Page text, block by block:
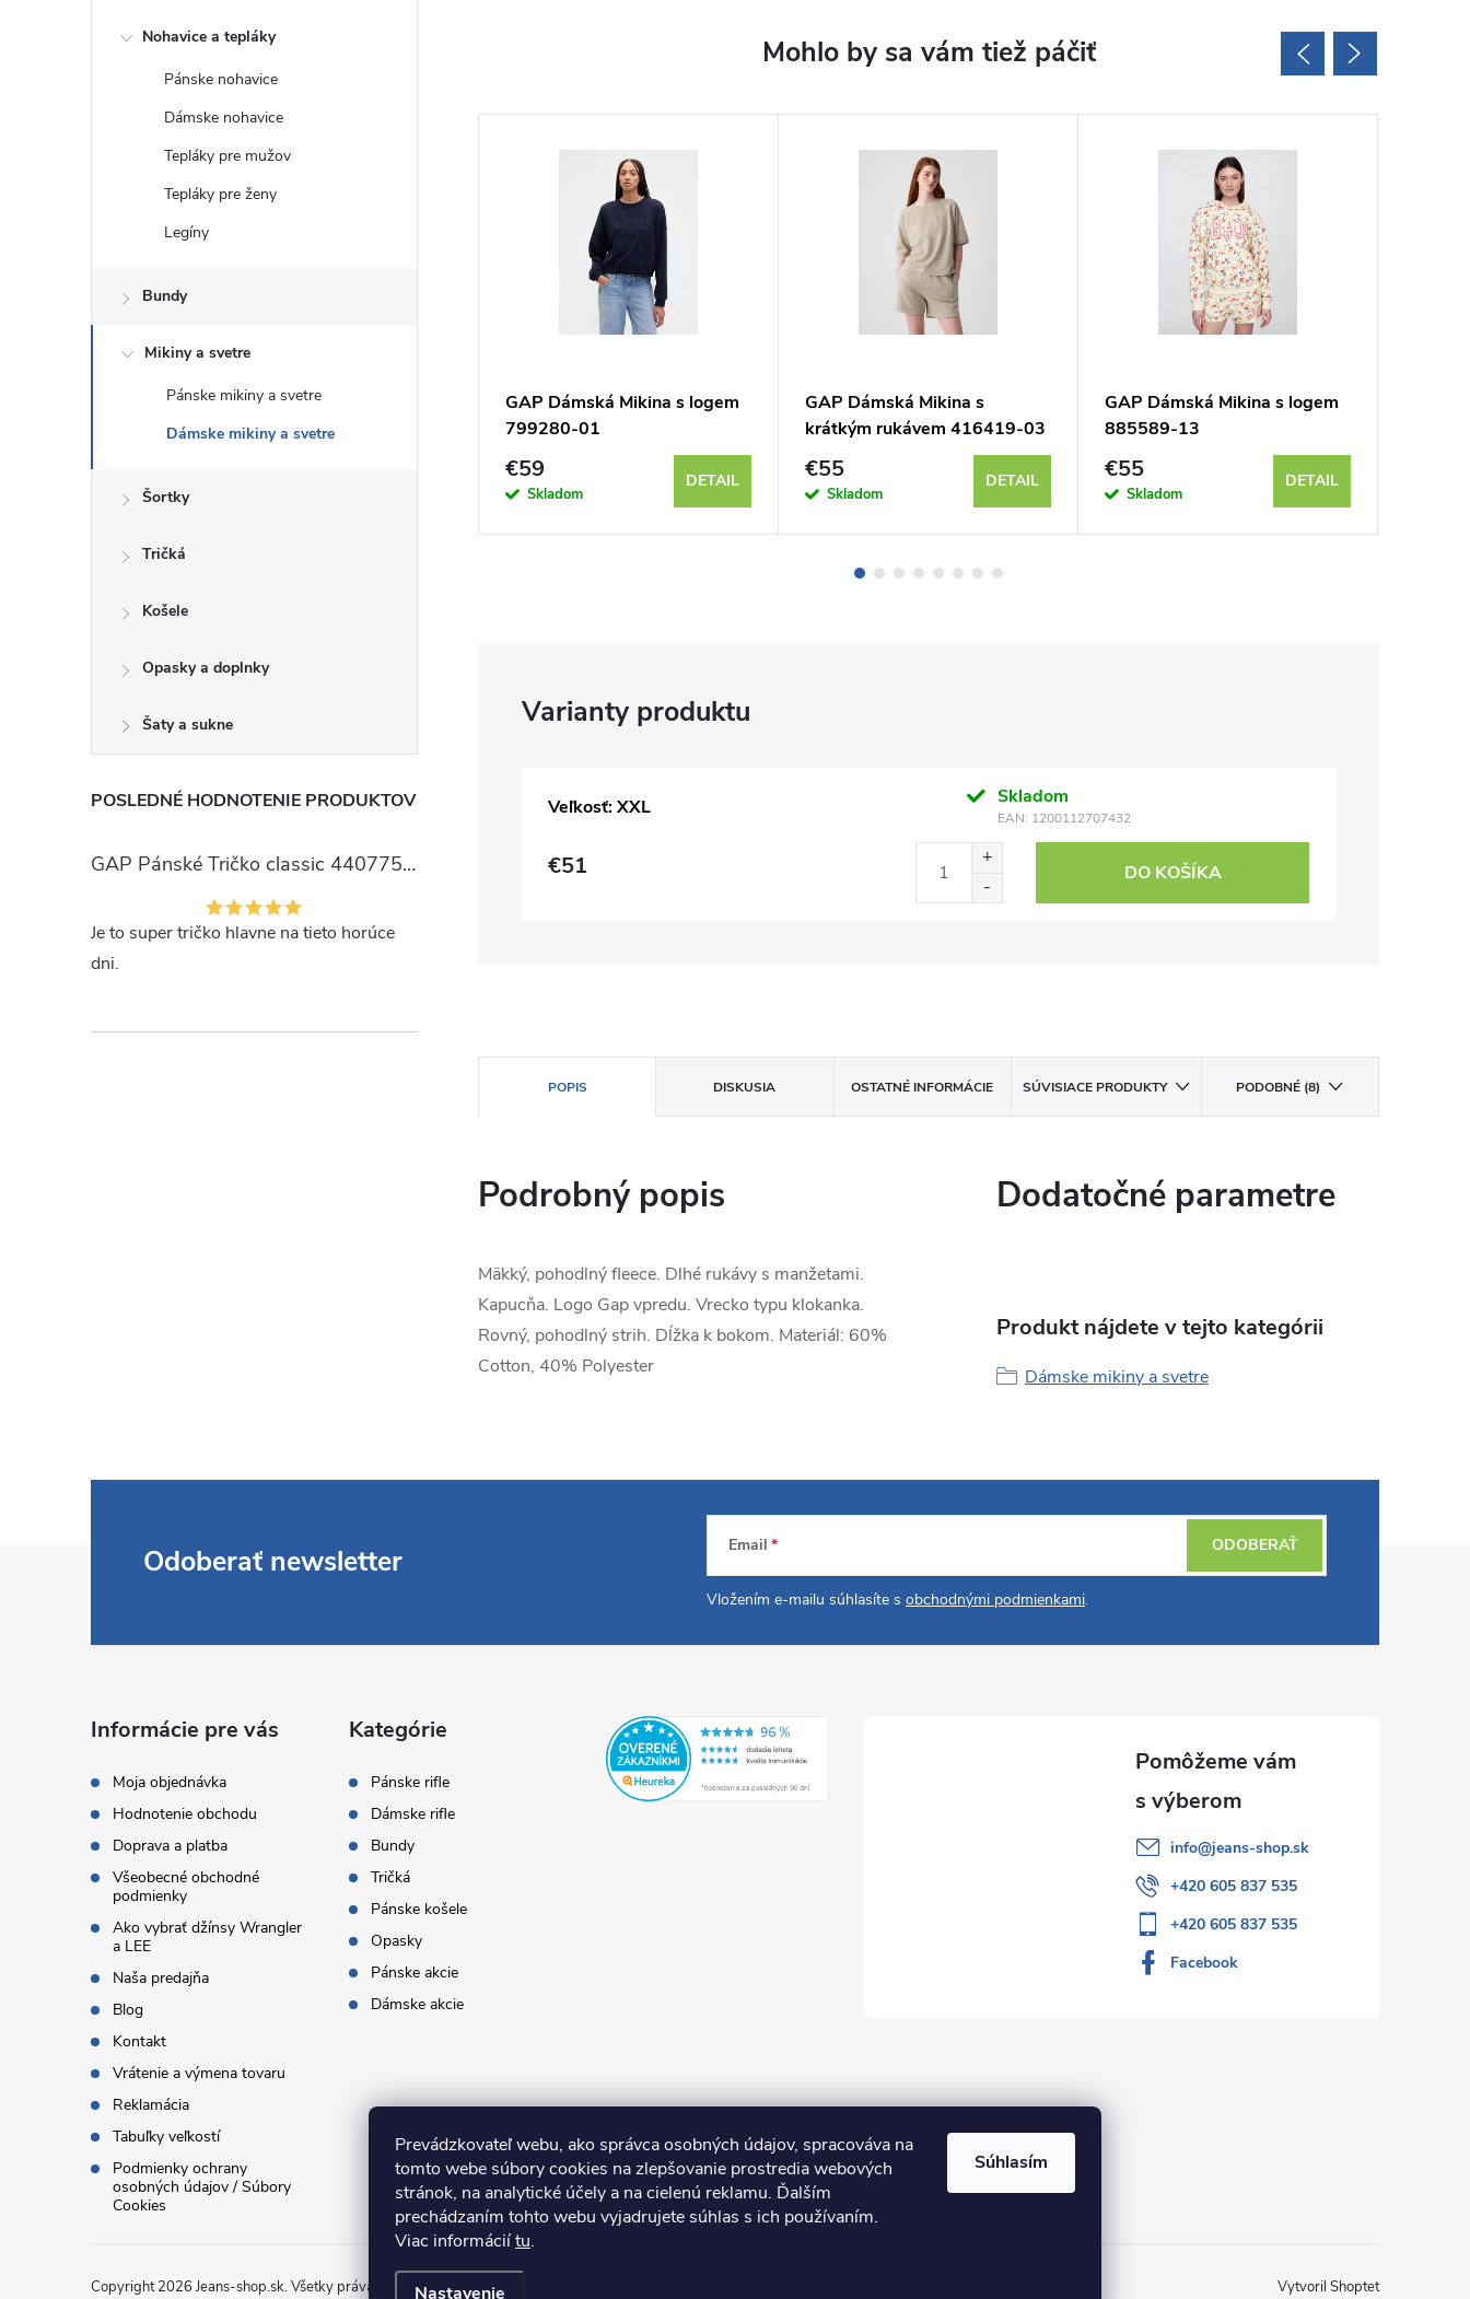
Prevádzkovateľ webu, ako správca osobných údajov, spracováva na
tomto webe súbory cookies na zlepšovanie prostredia webových
stránok, na analytické účely a na cielenú reklamu. Ďalším
prechádzaním tohto webu vyjadrujete súhlas s ich používaním.
Viac informáciítu.
Nastavenie
Súhlasím
Nohavice a tepláky
Pánske nohavice
Dámske nohavice
Tepláky pre mužov
Tepláky pre ženy
Legíny
Bundy
Mikiny a svetre
Pánske mikiny a svetre
Dámske mikiny a svetre
Šortky
Tričká
Košele
Opasky a doplnky
Šaty a sukne
POSLEDNÉ HODNOTENIE PRODUKTOV
GAP Pánské Tričko classic 440775-00
Je to super tričko hlavne na tieto horúce
dni.
Veľkosť: XXL Skladom
EAN: 1200112707432
€51 DO KOŠÍKA
POPIS DISKUSIA OSTATNÉ INFORMÁCIE SÚVISIACE PRODUKTY PODOBNÉ (8)
Podrobný popis
Mäkký, pohodlný fleece. Dlhé rukávy s manžetami.
Kapucňa. Logo Gap vpredu. Vrecko typu klokanka.
Rovný, pohodlný strih. Dĺžka k bokom. Materiál: 60%
Cotton, 40% Polyester
Dodatočné parametre
Produkt nájdete v tejto kategórii
Dámske mikiny a svetre
GAP Dámská Oversize mikina
VintageSoft Americana
GAP Dámská Mikina s logem
799280-01
€59
Skladom
DETAIL
GAP Dámská Mikina s
krátkým rukávem 416419-03
€55
Skladom
DETAIL
GAP Dámská Mikina s logem
885589-13
€55
Skladom
DETAIL
Odoberať newsletter Email
Vložením e-mailu súhlasíte s obchodnými podmienkami.
ODOBERAŤ
Informácie pre vás
Moja objednávka
Hodnotenie obchodu
Doprava a platba
Všeobecné obchodné
podmienky
Ako vybrať džínsy Wrangler
a LEE
Naša predajňa
Blog
Kontakt
Vrátenie a výmena tovaru
Reklamácia
Tabuľky veľkostí
Podmienky ochrany
osobných údajov / Súbory
Cookies
Kategórie
Pánske rifle
Dámske rifle
Bundy
Tričká
Pánske košele
Opasky
Pánske akcie
Dámske akcie
info@jeans-shop.sk
+420 605 837 535
+420 605 837 535
Facebook
Vytvoril Shoptet
Copyright 2026 Jeans-shop.sk. Všetky práva vyhradené.Upraviť nastavenie cookies